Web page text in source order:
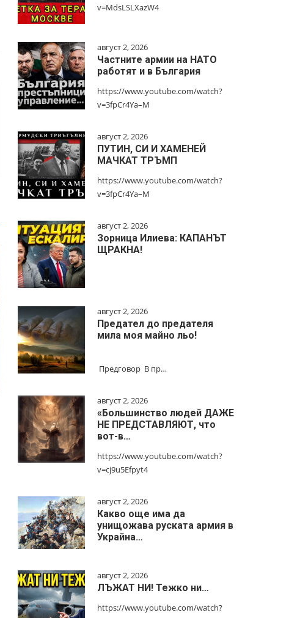
v=MdsLSLXazW4
август 2, 2026
Частните армии на НАТО
работят и в България
https://www.youtube.com/watch?
v=3fpCr4Ya–M
август 2, 2026
ПУТИН, СИ И ХАМЕНЕЙ
МАЧКАТ ТРЪМП
https://www.youtube.com/watch?
v=3fpCr4Ya–M
август 2, 2026
Зорница Илиева: КАПАНЪТ
ЩРАКНА!
август 2, 2026
Предател до предателя
мила моя майно льо!
Предговор В пр…
август 2, 2026
«Большинство людей ДАЖЕ
НЕ ПРЕДСТАВЛЯЮТ, что
вот-в…
https://www.youtube.com/watch?
v=cj9u5Efpyt4
август 2, 2026
Какво още има да
унищожава руската армия в
Украйна…
август 2, 2026
ЛЪЖАТ НИ! Тежко ни…
https://www.youtube.com/watch?